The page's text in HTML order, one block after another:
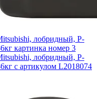
лобридный, P-
картинка номер 3
лобридный, P-
с артикулом L2018074